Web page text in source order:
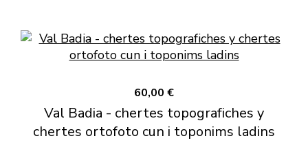
60,00 €
Val Badia - chertes topografiches y
chertes ortofoto cun i toponims ladins